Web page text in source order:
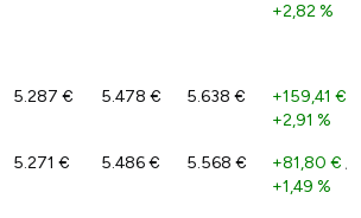
+2,82 %
5.287 € 5.478 € 5.638 € +159,41 €
+2,91 %
5.271 € 5.486 € 5.568 € +81,80 € /
+1,49 %